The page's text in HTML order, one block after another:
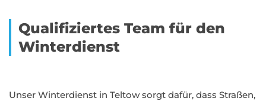
Qualifiziertes Team für den
Winterdienst
Unser Winterdienst in Teltow sorgt dafür, dass Straßen,